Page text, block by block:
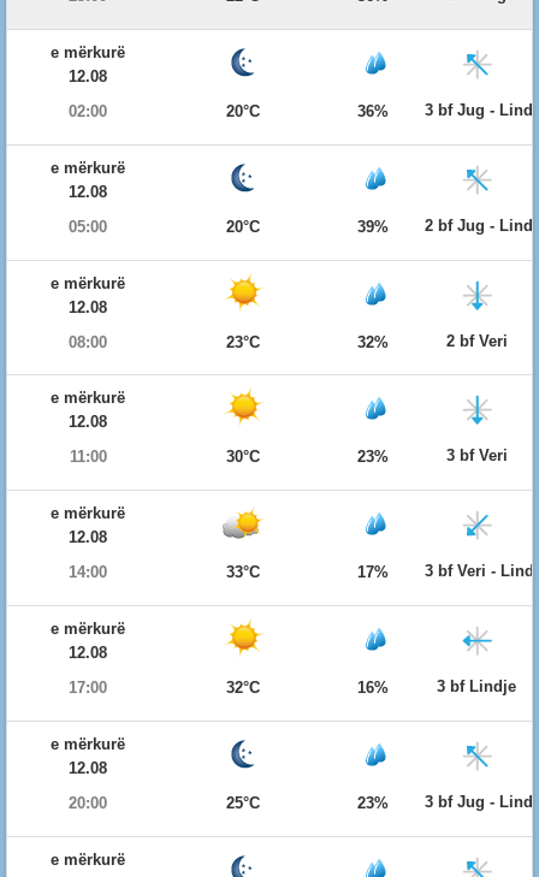
e mërkurë
12.08
02:00
20°C 36% 3 bf Jug -
e mërkurë
12.08
05:00
20°C 39% 2 bf Jug -
e mërkurë
12.08
08:00
23°C 32% 2 bf Veri
e mërkurë
12.08
11:00
30°C 23% 3 bf Veri
e mërkurë
12.08
14:00
33°C 17% 3 bf Veri -
e mërkurë
12.08
17:00
32°C 16% 3 bf Lindje
e mërkurë
12.08
20:00
25°C 23% 3 bf Jug -
e mërkurë